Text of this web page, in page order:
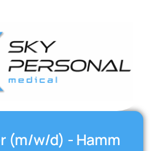
(m/w/d) - Hamm